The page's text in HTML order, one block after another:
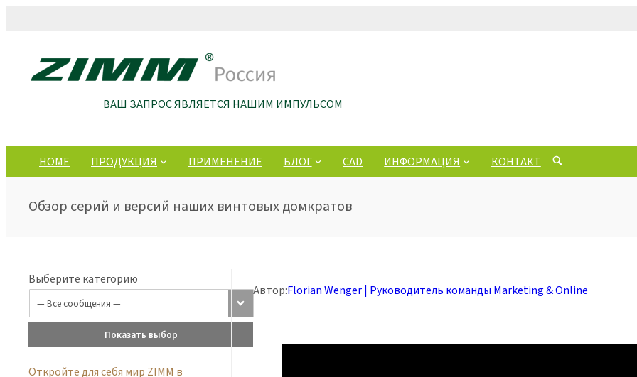
ВАШ ЗАПРОС ЯВЛЯЕТСЯ НАШИМ ИМПУЛЬСОМ
HOME ПРОДУКЦИЯ ПРИМЕНЕНИЕ БЛОГ CAD ИНФОРМАЦИЯ КОНТАКТ
Обзор серий и версий наших винтовых домкратов
Выберите категорию
Показать выбор
Откройте для себя мир ZIMM в
Автор:Florian Wenger | Руководитель команды Marketing & Online